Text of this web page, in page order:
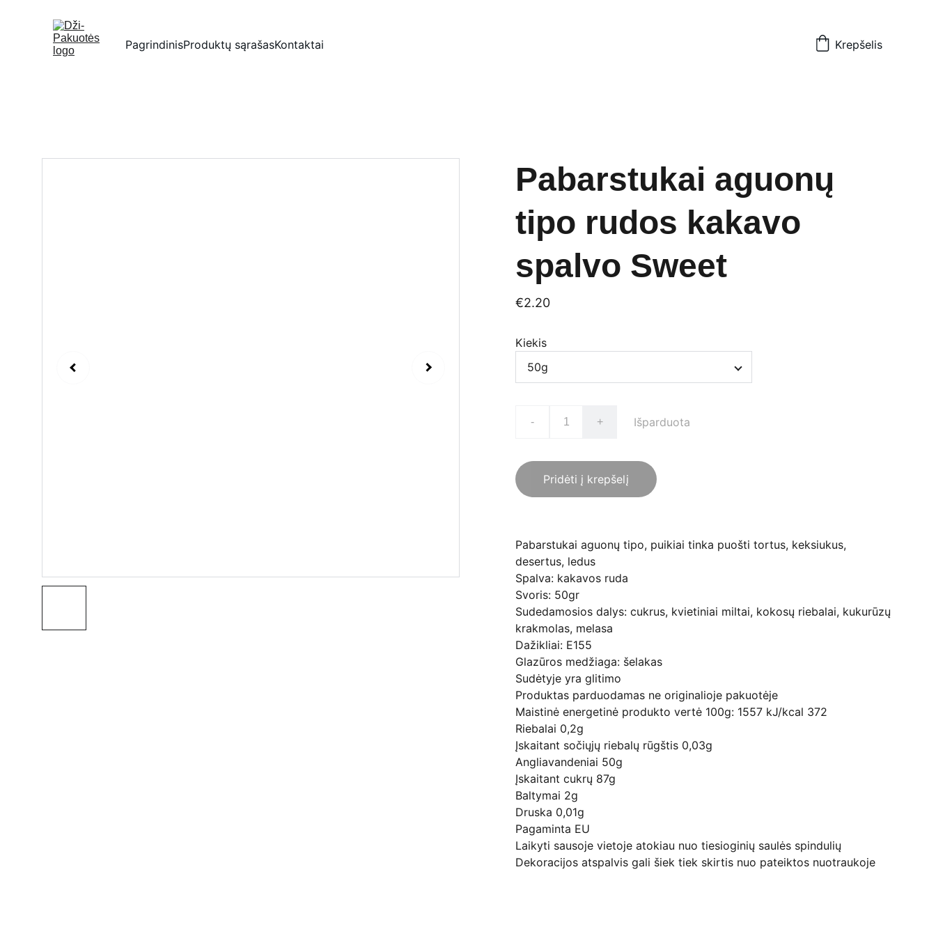
PagrindinisProduktų sąrašasKontaktai Krepšelis
Pabarstukai aguonų
tipo rudos kakavo
spalvo Sweet
€2.20
Kiekis
- + Išparduota
Pridėti į krepšelį
Pabarstukai aguonų tipo, puikiai tinka puošti tortus, keksiukus,
desertus, ledus
Spalva: kakavos ruda
Svoris: 50gr
Sudedamosios dalys: cukrus, kvietiniai miltai, kokosų riebalai, kukurūzų
krakmolas, melasa
Dažikliai: E155
Glazūros medžiaga: šelakas
Sudėtyje yra glitimo
Produktas parduodamas ne originalioje pakuotėje
Maistinė energetinė produkto vertė 100g: 1557 kJ/kcal 372
Riebalai 0,2g
Įskaitant sočiųjų riebalų rūgštis 0,03g
Angliavandeniai 50g
Įskaitant cukrų 87g
Baltymai 2g
Druska 0,01g
Pagaminta EU
Laikyti sausoje vietoje atokiau nuo tiesioginių saulės spindulių
Dekoracijos atspalvis gali šiek tiek skirtis nuo pateiktos nuotraukoje